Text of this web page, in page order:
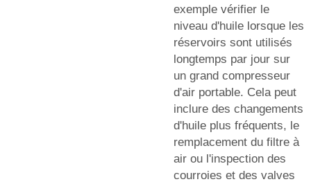
exemple vérifier le
niveau d'huile lorsque les
réservoirs sont utilisés
longtemps par jour sur
un grand compresseur
d'air portable. Cela peut
inclure des changements
d'huile plus fréquents, le
remplacement du filtre à
air ou l'inspection des
courroies et des valves